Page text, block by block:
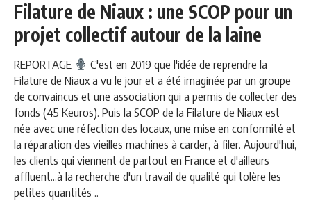
Filature de Niaux : une SCOP pour un
projet collectif autour de la laine
REPORTAGE
C'est en 2019 que l'idée de reprendre la
Filature de Niaux a vu le jour et a été imaginée par un groupe
de convaincus et une association qui a permis de collecter des
fonds (45 Keuros). Puis la SCOP de la Filature de Niaux est
née avec une réfection des locaux, une mise en conformité et
la réparation des vieilles machines à carder, à filer. Aujourd'hui,
les clients qui viennent de partout en France et d'ailleurs
affluent...à la recherche d'un travail de qualité qui tolère les
petites quantités ..